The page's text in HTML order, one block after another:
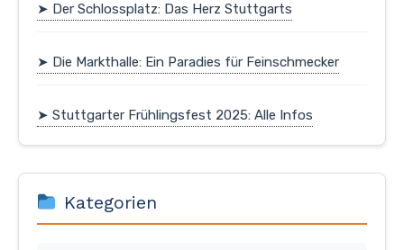
➤ Der Schlossplatz: Das Herz Stuttgarts
➤ Die Markthalle: Ein Paradies für Feinschmecker
➤ Stuttgarter Frühlingsfest 2025: Alle Infos
Kategorien